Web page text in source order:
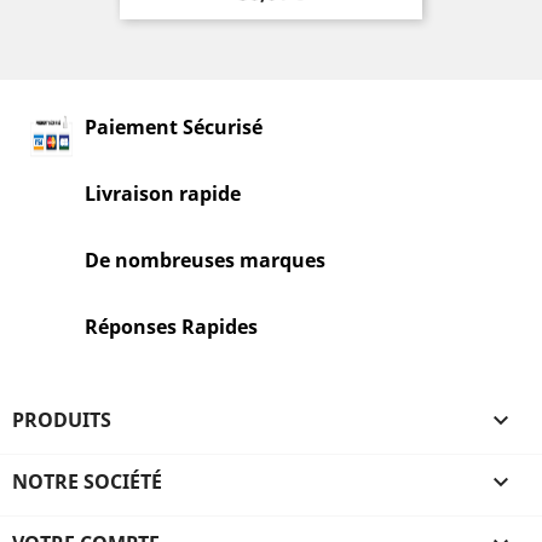
Paiement Sécurisé
Livraison rapide
De nombreuses marques
Réponses Rapides
PRODUITS 
NOTRE SOCIÉTÉ 